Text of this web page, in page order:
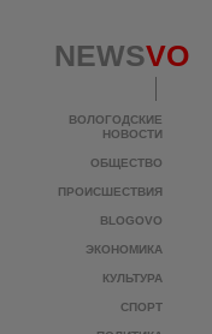
NEWSVO
ВОЛОГОДСКИЕ
НОВОСТИ
ОБЩЕСТВО
ПРОИСШЕСТВИЯ
BLOGOVO
ЭКОНОМИКА
КУЛЬТУРА
СПОРТ